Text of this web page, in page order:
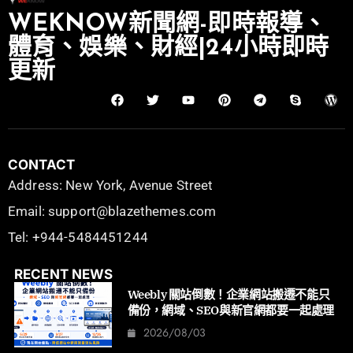
WEKNOW新聞網-即時報導、
體育、娛樂、財經|24小時即時
更新
CONTACT
Address: New York, Avenue Street
Email: support@blazethemes.com
Tel: +944-5484451244
RECENT NEWS
Weebly 關站倒數！企業網站搬遷不能只
備份，網域、SEO與新官網都要一起處理
2026/08/03